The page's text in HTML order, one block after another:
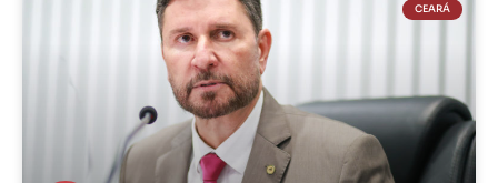
CEARÁ